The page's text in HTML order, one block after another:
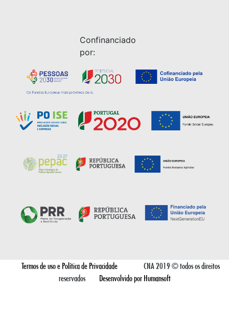
Confinanciado
por:
Termos de uso e Política de Privacidade
CNA 2019 © todos os direitos
reservados
Desenvolvido por Humansoft